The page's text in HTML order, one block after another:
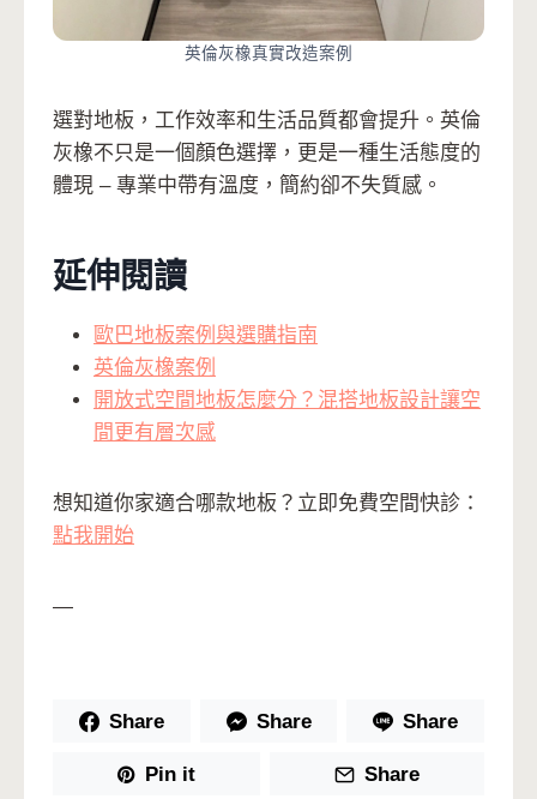
英倫灰橡真實改造案例
選對地板，工作效率和生活品質都會提升。英倫
灰橡不只是一個顏色選擇，更是一種生活態度的
體現 – 專業中帶有溫度，簡約卻不失質感。
延伸閱讀
歐巴地板案例與選購指南
英倫灰橡案例
開放式空間地板怎麼分？混搭地板設計讓空
間更有層次感
想知道你家適合哪款地板？立即免費空間快診：
點我開始
—
Share Share Share
Pin it Share